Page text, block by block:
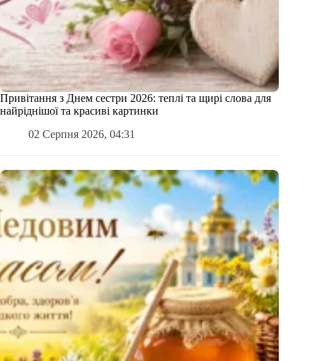
Привітання з Днем сестри 2026: теплі та щирі слова для
найріднішої та красиві картинки
02 Серпня 2026, 04:31